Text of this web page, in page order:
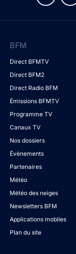
BFM
Direct BFMTV
Direct BFM2
Direct Radio BFM
Émissions BFMTV
Programme TV
Canaux TV
Nos dossiers
Évènements
Partenaires
Météo
Météo des neiges
Newsletters BFM
Applications mobiles
Plan du site